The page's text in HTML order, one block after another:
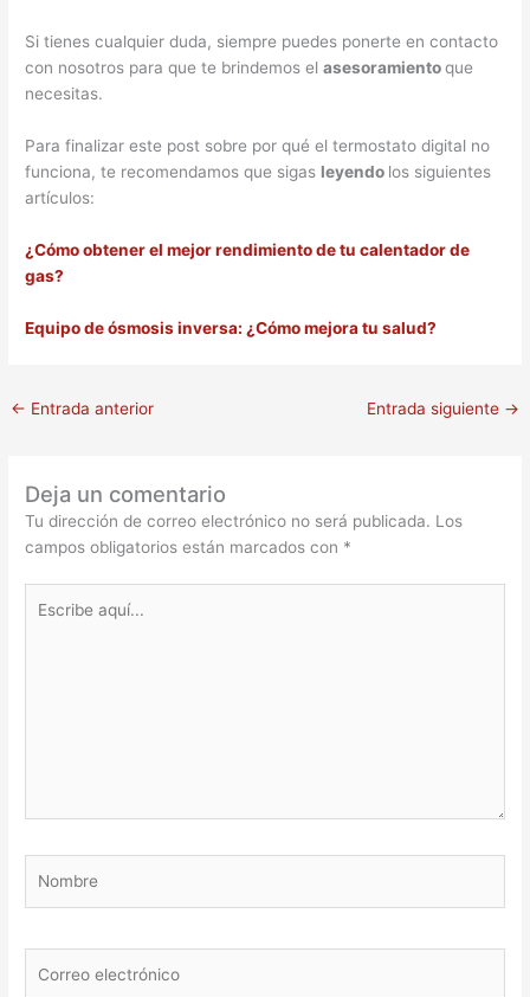
Si tienes cualquier duda, siempre puedes ponerte en contacto
con nosotros para que te brindemos elasesoramientoque
necesitas.
Para finalizar este post sobre por qué el termostato digital no
funciona, te recomendamos que sigas leyendo los siguientes
artículos:
¿Cómo obtener el mejor rendimiento de tu calentador de
gas?
Equipo de ósmosis inversa: ¿Cómo mejora tu salud?
← Entrada anterior Entrada siguiente →
Deja un comentario
Tu dirección de correo electrónico no será publicada. Los
campos obligatorios están marcados con *
aquí...
electrónico